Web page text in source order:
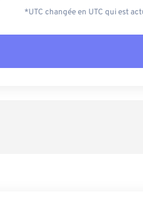
*UTC changée en UTC qui est